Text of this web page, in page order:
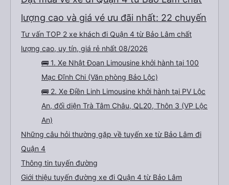
vọng được gặp bạn lần nữa.
lượng cao và giá vé ưu đãi nhất: 22 chuyến
Tư vấn TOP 2 xe khách đi Quận 4 từ Bảo Lâm chất
lượng cao, uy tín, giá rẻ nhất 08/2026
🚌 1. Xe Nhật Đoan Limousine khởi hành tại 100
Mạc Đĩnh Chi (Văn phòng Bảo Lộc)
🚌 2. Xe Điền Linh Limousine khởi hành tại PV Lộc
An, đối diện Trà Tâm Châu, QL20, Thôn 3 (VP Lộc
An)
Những câu hỏi thường gặp về tuyến xe từ Bảo Lâm đi
Quận 4
Thông tin tuyến đường
Giới thiệu tuyến đường xe đi Quận 4 từ Bảo Lâm